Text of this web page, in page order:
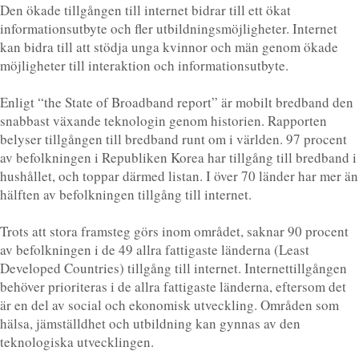
Den ökade tillgången till internet bidrar till ett ökat
informationsutbyte och fler utbildningsmöjligheter. Internet
kan bidra till att stödja unga kvinnor och män genom ökade
möjligheter till interaktion och informationsutbyte.
Enligt “the State of Broadband report” är mobilt bredband den
snabbast växande teknologin genom historien. Rapporten
belyser tillgången till bredband runt om i världen. 97 procent
av befolkningen i Republiken Korea har tillgång till bredband i
hushållet, och toppar därmed listan. I över 70 länder har mer än
hälften av befolkningen tillgång till internet.
Trots att stora framsteg görs inom området, saknar 90 procent
av befolkningen i de 49 allra fattigaste länderna (Least
Developed Countries) tillgång till internet. Internettillgången
behöver prioriteras i de allra fattigaste länderna, eftersom det
är en del av social och ekonomisk utveckling. Områden som
hälsa, jämställdhet och utbildning kan gynnas av den
teknologiska utvecklingen.